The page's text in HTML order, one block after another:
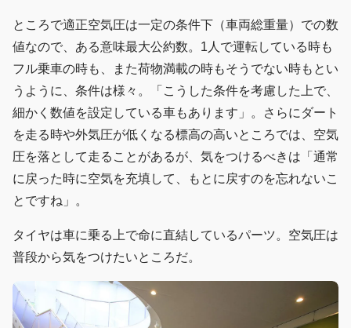
ところで適正空気圧は一定の条件下（車両総重量）での数
値なので、ある意味最大公約数。1人で運転している時も
フル乗車の時も、また荷物満載の時もそうでない時もとい
うように、条件は様々。「こうした条件を考慮した上で、
細かく数値を設定している車もあります」。さらにダート
を走る時や外気圧が低くなる標高の高いところでは、空気
圧を落として走ることがあるが、気をつけるべきは「通常
に戻った時に空気を充填して、もとに戻すのを忘れないこ
とですね」。
タイヤは車に乗る上で命に直結しているパーツ。空気圧は
普段から気をつけたいところだ。